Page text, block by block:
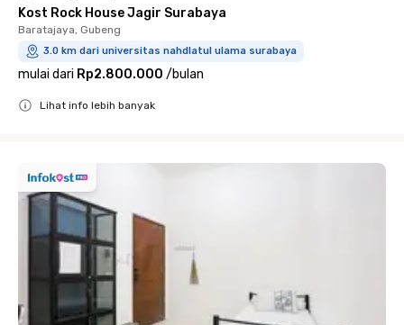
Kost Rock House Jagir Surabaya
Baratajaya, Gubeng
3.0 km dari universitas nahdlatul ulama surabaya
mulai dari Rp2.800.000 /bulan
Lihat info lebih banyak